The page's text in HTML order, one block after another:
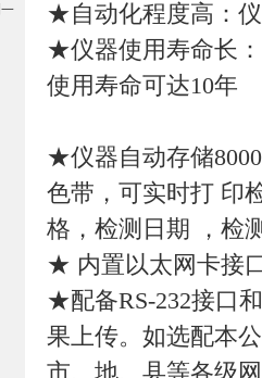
★自动化程度高：
★仪器使用寿命长
使用寿命可达10年
★仪器自动存储
色带，可实时打 印
格，检测日期 ，检
★ 内置以太网卡接
★配备RS-232接口
果上传。如选配本
市、地、县等各级